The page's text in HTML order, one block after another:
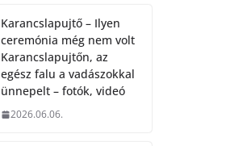
Karancslapujtő – Ilyen
ceremónia még nem volt
Karancslapujtőn, az
egész falu a vadászokkal
ünnepelt – fotók, videó
2026.06.06.